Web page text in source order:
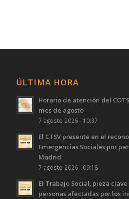
ÚLTIMA HORA
Horario de atención del
mes de agosto
7 agosto 2026 - 10:37
El CTSV presente en el
Emergencias Sociales por
Madrid
7 agosto 2026 - 09:18
El Trabajo Social, pieza
personas afectadas por los